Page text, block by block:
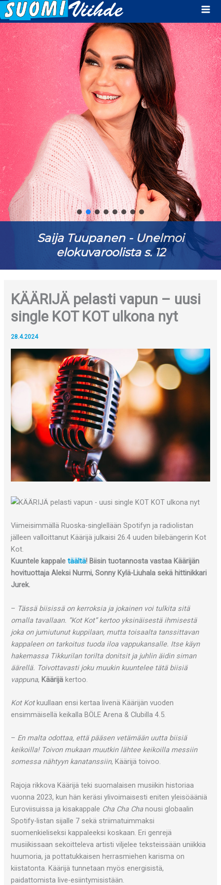
Saija Tuupanen - Unelmoi
elokuvaroolista s. 12
KÄÄRIJÄ pelasti vapun – uusi
single KOT KOT ulkona nyt
28.4.2024
Viimeisimmällä Ruoska-singlellään Spotifyn ja radiolistan
jälleen valloittanut Käärijä julkaisi 26.4 uuden bilebängerin Kot
Kot.
Kuuntele kappaletäältä! Biisin tuotannosta vastaa Käärijän
hovituottaja Aleksi Nurmi, Sonny Kylä-Liuhala sekä hittinikkari
Jurek.
– Tässä biisissä on kerroksia ja jokainen voi tulkita sitä
omalla tavallaan. ”Kot Kot” kertoo yksinäisestä ihmisestä
joka on jumiutunut kuppilaan, mutta toisaalta tanssittavan
kappaleen on tarkoitus tuoda iloa vappukansalle. Itse käyn
hakemassa Tikkurilan torilta donitsit ja juhlin äidin siman
äärellä. Toivottavasti joku muukin kuuntelee tätä biisiä
vappuna, Käärijä kertoo.
Kot Kotkuullaan ensi kertaa livenä Käärijän vuoden
ensimmäisellä keikalla BÖLE Arena & Clubilla 4.5.
– En malta odottaa, että pääsen vetämään uutta biisiä
keikoilla! Toivon mukaan muutkin lähtee keikoilla messiin
somessa nähtyyn kanatanssiin, Käärijä toivoo.
Rajoja rikkova Käärijä teki suomalaisen musiikin historiaa
vuonna 2023, kun hän keräsi ylivoimaisesti eniten yleisöääniä
Euroviisuissa ja kisakappale Cha Cha Cha nousi globaalin
Spotify-listan sijalle 7 sekä striimatuimmaksi
suomenkieliseksi kappaleeksi koskaan. Eri genrejä
musiikissaan sekoitteleva artisti viljelee teksteissään uniikkia
huumoria, ja pottatukkaisen herrasmiehen karisma on
kiistatonta. Käärijä tunnetaan myös energisistä,
paidattomista live-esiintymisistään.